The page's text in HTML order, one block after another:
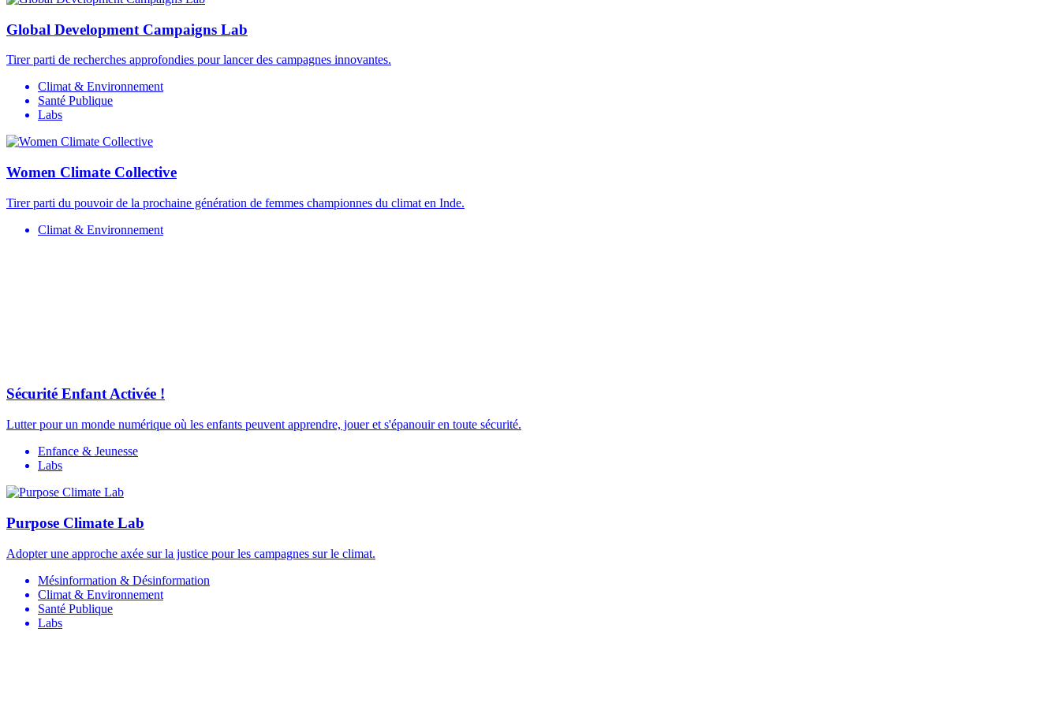
Global Development Campaigns Lab
Tirer parti de recherches approfondies pour lancer des campagnes innovantes.
Climat & Environnement
Santé Publique
Labs
Women Climate Collective
Tirer parti du pouvoir de la prochaine génération de femmes championnes du climat en Inde.
Climat & Environnement
Sécurité Enfant Activée !
Lutter pour un monde numérique où les enfants peuvent apprendre, jouer et s'épanouir en toute sécurité.
Enfance & Jeunesse
Labs
Purpose Climate Lab
Adopter une approche axée sur la justice pour les campagnes sur le climat.
Mésinformation & Désinformation
Climat & Environnement
Santé Publique
Labs